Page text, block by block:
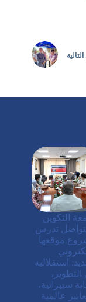
التالية
التكوين
تدرس
موقعها
استقلالية
سيبرانية،
عالمية